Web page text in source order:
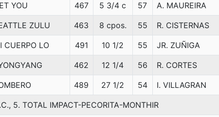
YOU 467 5 3/4 c 57 A. MAUREIRA
ZULU 463 8 cpos. 55 R. CISTERNAS
CUERPO LO 491 10 1/2 55 JR. ZUÑIGA
462 12 1/4 56 R. CORTES
489 27 1/2 54 I. VILLAGRAN
5. TOTAL IMPACT-PECORITA-MONTHIR